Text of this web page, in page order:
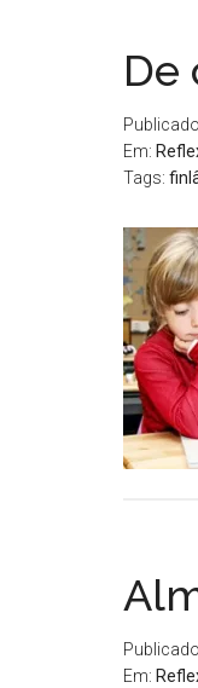
De
Em:
Tags:
Em: